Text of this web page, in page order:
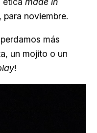
para noviembre.
más
un mojito o un
!